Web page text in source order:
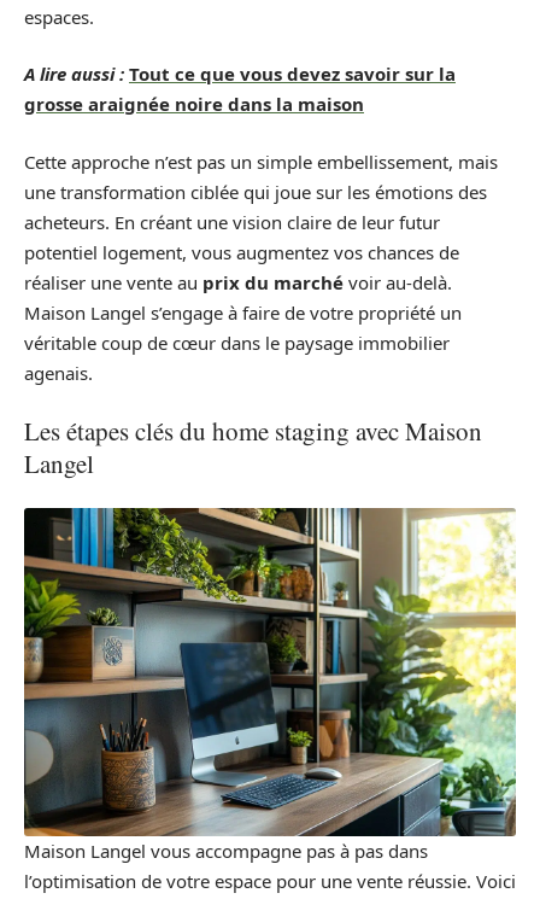
espaces.
A lire aussi : Tout ce que vous devez savoir sur la
grosse araignée noire dans la maison
Cette approche n’est pas un simple embellissement, mais
une transformation ciblée qui joue sur les émotions des
acheteurs. En créant une vision claire de leur futur
potentiel logement, vous augmentez vos chances de
réaliser une vente au prix du marché voir au-delà.
Maison Langel s’engage à faire de votre propriété un
véritable coup de cœur dans le paysage immobilier
agenais.
Les étapes clés du home staging avec Maison
Langel
Maison Langel vous accompagne pas à pas dans
l’optimisation de votre espace pour une vente réussie. Voici